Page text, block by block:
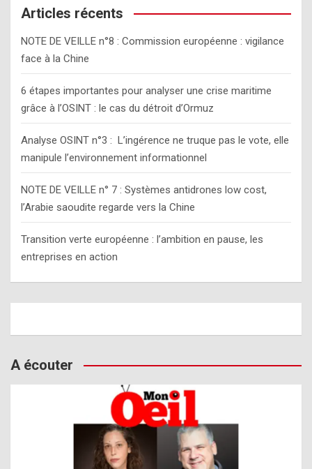
c
Articles récents
NOTE DE VEILLE n°8 : Commission européenne : vigilance
face à la Chine
6 étapes importantes pour analyser une crise maritime
grâce à l’OSINT : le cas du détroit d’Ormuz
Analyse OSINT n°3 : L’ingérence ne truque pas le vote, elle
manipule l’environnement informationnel
NOTE DE VEILLE n° 7 : Systèmes antidrones low cost,
l’Arabie saoudite regarde vers la Chine
Transition verte européenne : l’ambition en pause, les
entreprises en action
A écouter